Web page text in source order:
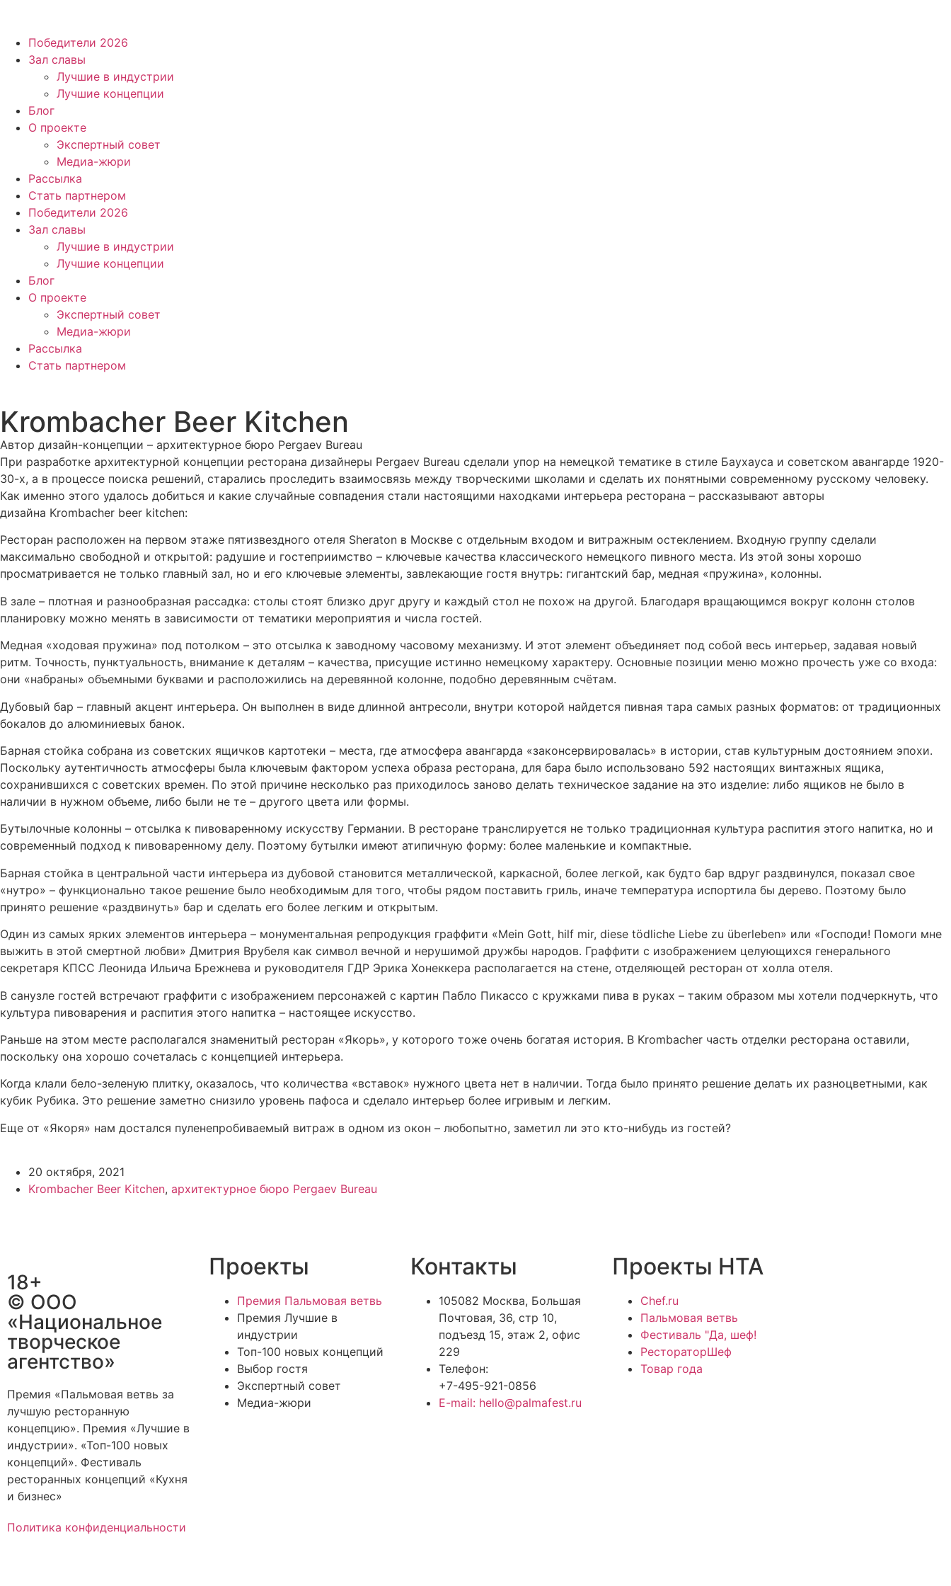
Победители 2026
Зал славы
Лучшие в индустрии
Лучшие концепции
Блог
О проекте
Экспертный совет
Медиа-жюри
Рассылка
Стать партнером
Победители 2026
Зал славы
Лучшие в индустрии
Лучшие концепции
Блог
О проекте
Экспертный совет
Медиа-жюри
Рассылка
Стать партнером
Krombaсher Beer Kitchen
Автор дизайн-концепции – архитектурное бюро Pergaev Bureau
При разработке архитектурной концепции ресторана дизайнеры Pergaev Bureau сделали упор на немецкой тематике в стиле Баухауса и советском авангарде 1920-
30-х, а в процессе поиска решений, старались проследить взаимосвязь между творческими школами и сделать их понятными современному русскому человеку.
Как именно этого удалось добиться и какие случайные совпадения стали настоящими находками интерьера ресторана – рассказывают авторы
дизайна Krombacher beer kitchen:
Ресторан расположен на первом этаже пятизвездного отеля Sheraton в Москве с отдельным входом и витражным остеклением. Входную группу сделали
максимально свободной и открытой: радушие и гостеприимство – ключевые качества классического немецкого пивного места. Из этой зоны хорошо
просматривается не только главный зал, но и его ключевые элементы, завлекающие гостя внутрь: гигантский бар, медная «пружина», колонны.
В зале – плотная и разнообразная рассадка: столы стоят близко друг другу и каждый стол не похож на другой. Благодаря вращающимся вокруг колонн столов
планировку можно менять в зависимости от тематики мероприятия и числа гостей.
Медная «ходовая пружина» под потолком – это отсылка к заводному часовому механизму. И этот элемент объединяет под собой весь интерьер, задавая новый
ритм. Точность, пунктуальность, внимание к деталям – качества, присущие истинно немецкому характеру. Основные позиции меню можно прочесть уже со входа:
они «набраны» объемными буквами и расположились на деревянной колонне, подобно деревянным счётам.
Дубовый бар – главный акцент интерьера. Он выполнен в виде длинной антресоли, внутри которой найдется пивная тара самых разных форматов: от традиционных
бокалов до алюминиевых банок.
Барная стойка собрана из советских ящичков картотеки – места, где атмосфера авангарда «законсервировалась» в истории, став культурным достоянием эпохи.
Поскольку аутентичность атмосферы была ключевым фактором успеха образа ресторана, для бара было использовано 592 настоящих винтажных ящика,
сохранившихся с советских времен. По этой причине несколько раз приходилось заново делать техническое задание на это изделие: либо ящиков не было в
наличии в нужном объеме, либо были не те – другого цвета или формы.
Бутылочные колонны – отсылка к пивоваренному искусству Германии. В ресторане транслируется не только традиционная культура распития этого напитка, но и
современный подход к пивоваренному делу. Поэтому бутылки имеют атипичную форму: более маленькие и компактные.
Барная стойка в центральной части интерьера из дубовой становится металлической, каркасной, более легкой, как будто бар вдруг раздвинулся, показал свое
«нутро» – функционально такое решение было необходимым для того, чтобы рядом поставить гриль, иначе температура испортила бы дерево. Поэтому было
принято решение «раздвинуть» бар и сделать его более легким и открытым.
Один из самых ярких элементов интерьера – монументальная репродукция граффити «Mein Gott, hilf mir, diese tödliche Liebe zu überleben» или «Господи! Помоги мне
выжить в этой смертной любви» Дмитрия Врубеля как символ вечной и нерушимой дружбы народов. Граффити с изображением целующихся генерального
секретаря КПСС Леонида Ильича Брежнева и руководителя ГДР Эрика Хонеккера располагается на стене, отделяющей ресторан от холла отеля.
В санузле гостей встречают граффити с изображением персонажей с картин Пабло Пикассо с кружками пива в руках – таким образом мы хотели подчеркнуть, что
культура пивоварения и распития этого напитка – настоящее искусство.
Раньше на этом месте располагался знаменитый ресторан «Якорь», у которого тоже очень богатая история. В Krombacher часть отделки ресторана оставили,
поскольку она хорошо сочеталась с концепцией интерьера.
Когда клали бело-зеленую плитку, оказалось, что количества «вставок» нужного цвета нет в наличии. Тогда было принято решение делать их разноцветными, как
кубик Рубика. Это решение заметно снизило уровень пафоса и сделало интерьер более игривым и легким.
Еще от «Якоря» нам достался пуленепробиваемый витраж в одном из окон – любопытно, заметил ли это кто-нибудь из гостей?
20 октября, 2021
Krombaсher Beer Kitchen, архитектурное бюро Pergaev Bureau
18+
© ООО
«Национальное
творческое
агентство»
Премия «Пальмовая ветвь за
лучшую ресторанную
концепцию». Премия «Лучшие в
индустрии». «Топ-100 новых
концепций». Фестиваль
ресторанных концепций «Кухня
и бизнес»
Политика конфиденциальности
Проекты
Премия Пальмовая ветвь
Премия Лучшие в
индустрии
Топ-100 новых концепций
Выбор гостя
Экспертный совет
Медиа-жюри
Контакты
105082 Москва, Большая
Почтовая, 36, стр 10,
подъезд 15, этаж 2, офис
229
Телефон:
+7-495-921-0856
E-mail: hello@palmafest.ru
Проекты НТА
Chef.ru
Пальмовая ветвь
Фестиваль "Да, шеф!
РестораторШеф
Товар года